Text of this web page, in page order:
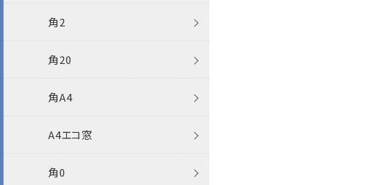
ナチュラルW
ケントプレミア
透けない撥水
白封筒
特白
ケント
機能性封筒
エコ
カラー封筒
パステルカラー封筒
Sカラー封筒
ベストカラー封筒
カラー封筒
パステルカラー封筒
クラフト封筒
白封筒
パステルカラー封筒
プリンター対応
ポリ封筒
A4エコ窓封筒
透けない封筒
クラフト封筒
パステルカラー封筒
角0封筒
角1封筒
クラフト封筒
白封筒
角3封筒
透けない封筒
角4封筒
角2
角20
角A4
A4エコ窓
角0